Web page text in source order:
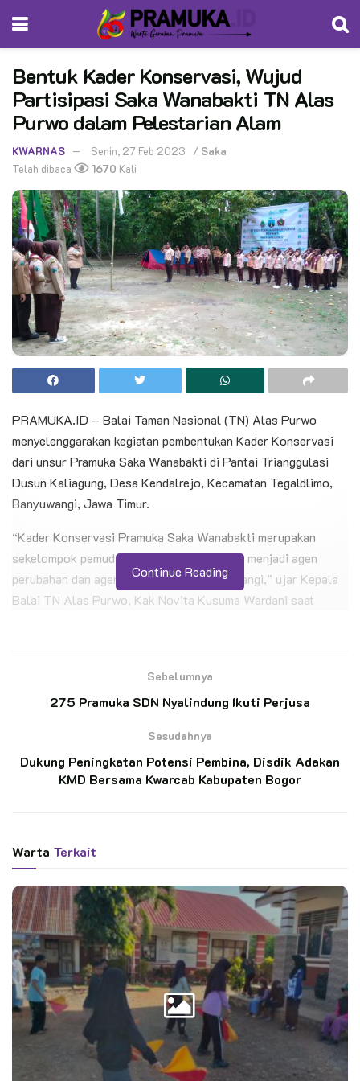
Bentuk Kader Konservasi, Wujud
Partisipasi Saka Wanabakti TN Alas
Purwo dalam Pelestarian Alam
KWARNAS Senin, 27 Feb 2023 / Saka
Telah dibaca
1670 Kali
PRAMUKA.ID – Balai Taman Nasional (TN) Alas Purwo
menyelenggarakan kegiatan pembentukan Kader Konservasi
dari unsur Pramuka Saka Wanabakti di Pantai Trianggulasi
Dusun Kaliagung, Desa Kendalrejo, Kecamatan Tegaldlimo,
Banyuwangi, Jawa Timur.
“Kader Konservasi Pramuka Saka Wanabakti merupakan
sekelompok pemuda yang diharapkan dapat menjadi agen
perubahan dan agen konservasi di Banyuwangi,” ujar Kepala
Balai TN Alas Purwo, Kak Novita Kusuma Wardani saat
Membina Penggalang SD Inpres 3/77 Masago
Saka Bakti Husada Gelar Perkemahan, Angkat
sampai 26 Februari 2023 dan menjadi salah satu rangkaian
acara peringatan hari jadi yang ke-31 TN Alas Purwo.
Ia menambahkan, kegiatan pembentukan kader konservasi
diikuti sebanyak 40 orang Pramuka Penegak dan Pandega,
terdiri dari 30 anggota Saka Wanabakti pangkalan TN Alas
Purwo, 6 orang berasal dari Saka Wanabakti pangkalan KPH
Continue Reading
Sebelumnya
275 Pramuka SDN Nyalindung Ikuti Perjusa
Sesudahnya
Dukung Peningkatan Potensi Pembina, Disdik Adakan
KMD Bersama Kwarcab Kabupaten Bogor
Warta Terkait